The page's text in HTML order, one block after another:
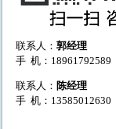
联系人： 郭经理
手 机：18961792589
联系人： 陈经理
手 机：13585012630